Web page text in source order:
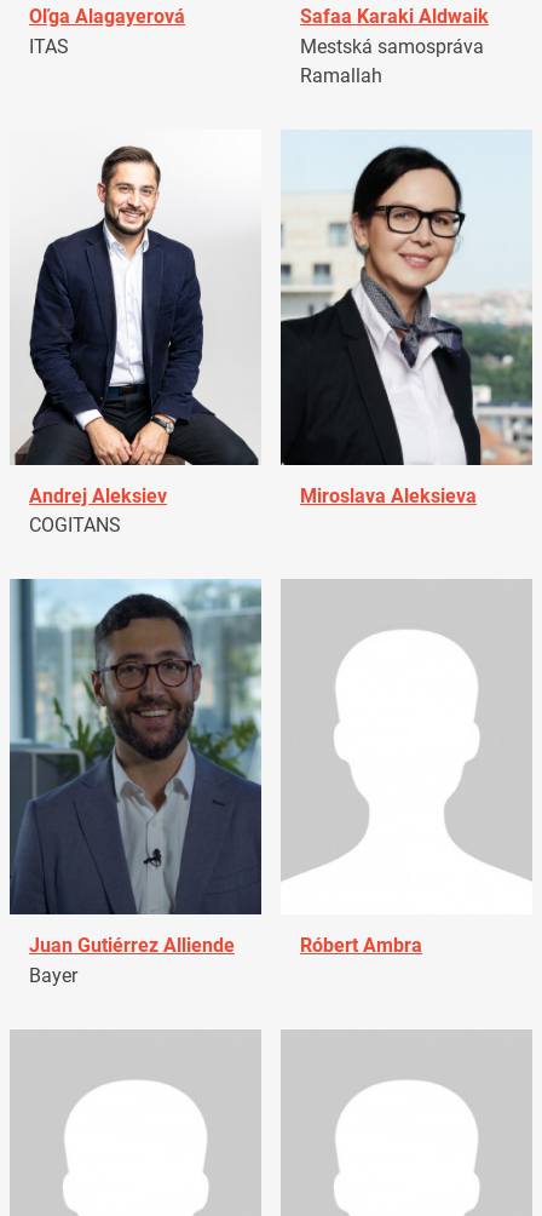
Oľga Alagayerová
ITAS
Safaa Karaki Aldwaik
Mestská samospráva
Ramallah
Andrej Aleksiev
COGITANS
Miroslava Aleksieva
Juan Gutiérrez Alliende
Bayer
Róbert Ambra